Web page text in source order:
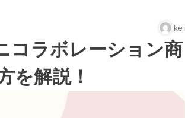
kei
コラボレーション商
を解説！